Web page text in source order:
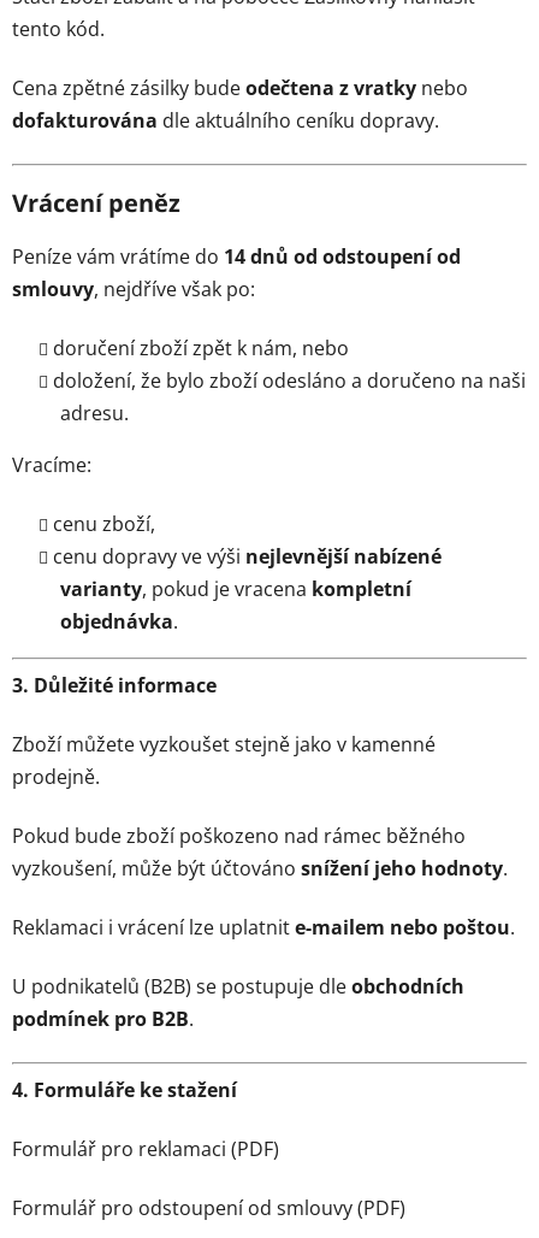
tento kód.
Cena zpětné zásilky budeodečtena z vratky nebo
dofakturována dle aktuálního ceníku dopravy.
Vrácení peněz
Peníze vám vrátíme do 14 dnů od odstoupení od
smlouvy, nejdříve však po:
doručení zboží zpět k nám, nebo
doložení, že bylo zboží odesláno a doručeno na naši
adresu.
Vracíme:
cenu zboží,
cenu dopravy ve výši nejlevnější nabízené
varianty, pokud je vracena kompletní
objednávka.
3. Důležité informace
Zboží můžete vyzkoušet stejně jako v kamenné
prodejně.
Pokud bude zboží poškozeno nad rámec běžného
vyzkoušení, může být účtováno snížení jeho hodnoty.
Reklamaci i vrácení lze uplatnite-mailem nebo poštou.
U podnikatelů (B2B) se postupuje dleobchodních
podmínek pro B2B.
4. Formuláře ke stažení
Formulář pro reklamaci (PDF)
Formulář pro odstoupení od smlouvy (PDF)